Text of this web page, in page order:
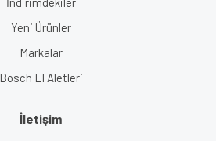
Yeni Ürünler
Markalar
Bosch El Aletleri
İletişim